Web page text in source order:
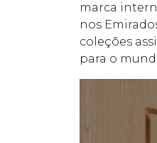
marca
nos
coleções
para o